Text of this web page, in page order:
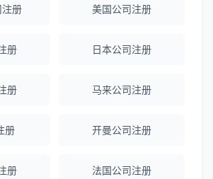
★★★★★
注册和审计服务专业高效，非常
册 美国公司注册
册 日本公司注册
册 马来公司注册
册 开曼公司注册
册 法国公司注册